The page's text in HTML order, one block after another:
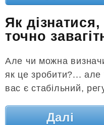
Як
точно
Але чи можна
як це зробити?... але
вас є стабільний,
Далі